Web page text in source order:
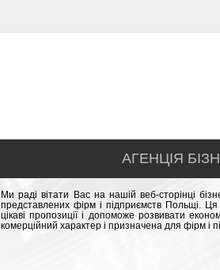
АГЕНЦІЯ
Ми раді вітати Вас на нашій веб-сторінці
представлених фірм і підприємств Польщі.
цікаві пропозиції і допоможе розвивати
комерційний характер і призначена для фірм і